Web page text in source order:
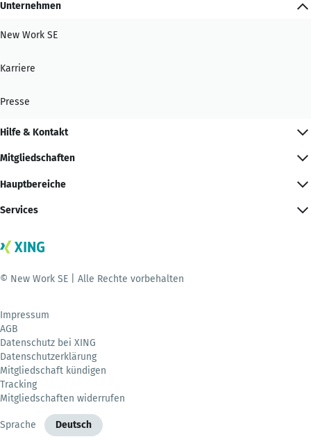
Unternehmen
New Work SE
Karriere
Presse
Hilfe & Kontakt
Mitgliedschaften
Hauptbereiche
Services
© New Work SE | Alle Rechte vorbehalten
Impressum
AGB
Datenschutz bei XING
Datenschutzerklärung
Mitgliedschaft kündigen
Tracking
Mitgliedschaften widerrufen
Sprache Deutsch